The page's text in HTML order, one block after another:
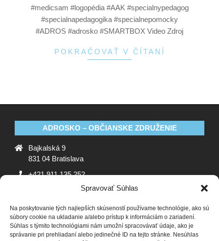
Spravovať Súhlas
Na poskytovanie tých najlepších skúseností používame technológie, ako sú
súbory cookie na ukladanie a/alebo prístup k informáciám o zariadení.
Súhlas s týmito technológiami nám umožní spracovávať údaje, ako je
správanie pri prehliadaní alebo jedinečné ID na tejto stránke. Nesúhlas
#medicsam #logopédia #AAK #specialnypedagog
#specialnapedagogika #specialnepomocky
#ADROS #adrosko #SMARTBOX Video Zdroj
POKRAČOVAŤ V ČÍTANÍ
ADROSKO – OBČIANSKE ZDRUŽENIE
Bajkalská 9
831 04 Bratislava
+421 911 135 252
ADROSKO
Stanovy OZ Ochrana osobných údajov
Zásady